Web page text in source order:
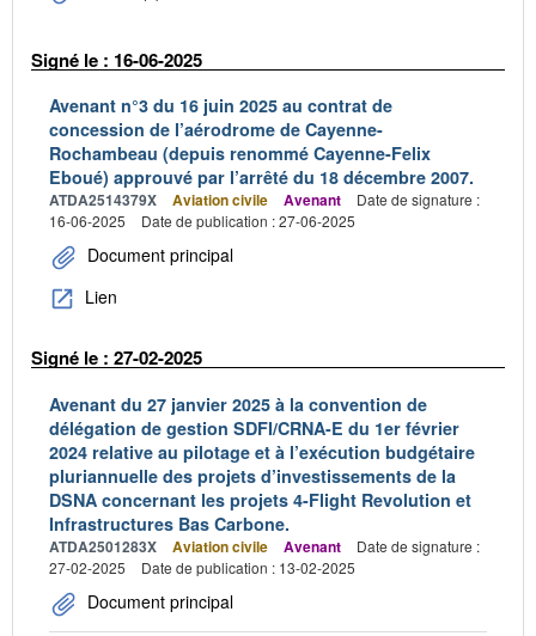
Signé le : 16-06-2025
Avenant n°3 du 16 juin 2025 au contrat de
concession de l’aérodrome de Cayenne-
Rochambeau (depuis renommé Cayenne-Felix
Eboué) approuvé par l’arrêté du 18 décembre 2007.
ATDA2514379X Aviation civile Avenant
Date de signature :
16-06-2025
Date de publication : 27-06-2025
Document principal
Lien
Signé le : 27-02-2025
Avenant du 27 janvier 2025 à la convention de
délégation de gestion SDFI/CRNA-E du 1er février
2024 relative au pilotage et à l’exécution budgétaire
pluriannuelle des projets d’investissements de la
DSNA concernant les projets 4-Flight Revolution et
Infrastructures Bas Carbone.
ATDA2501283X Aviation civile Avenant
Date de signature :
27-02-2025
Date de publication : 13-02-2025
Document principal